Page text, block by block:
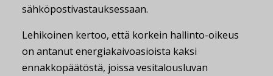
sähköpostivastauksessaan.
Lehikoinen kertoo, että korkein hallinto-oikeus
on antanut energiakaivoasioista kaksi
ennakkopäätöstä, joissa vesitalousluvan